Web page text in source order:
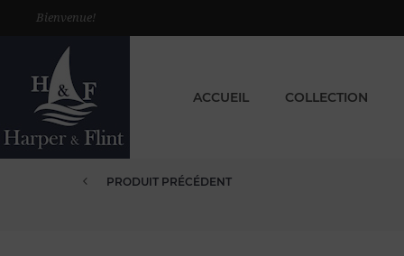
Bienvenue!
ACCUEIL COLLECTION
PRODUIT PRÉCÉDENT